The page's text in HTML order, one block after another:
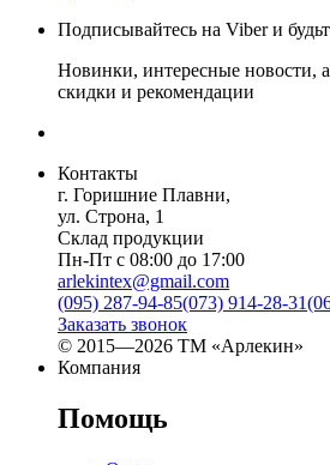
Подписывайтесь на Viber и
Новинки, интересные новости,
скидки и рекомендации
Контакты
г. Горишние Плавни,
ул. Строна, 1
Склад продукции
Пн-Пт с 08:00 до 17:00
arlekintex@gmail.com
(095) 287-94-85(073) 914-28-31
Заказать звонок
© 2015—2026 ТМ «Арлекин»
Компания
Помощь